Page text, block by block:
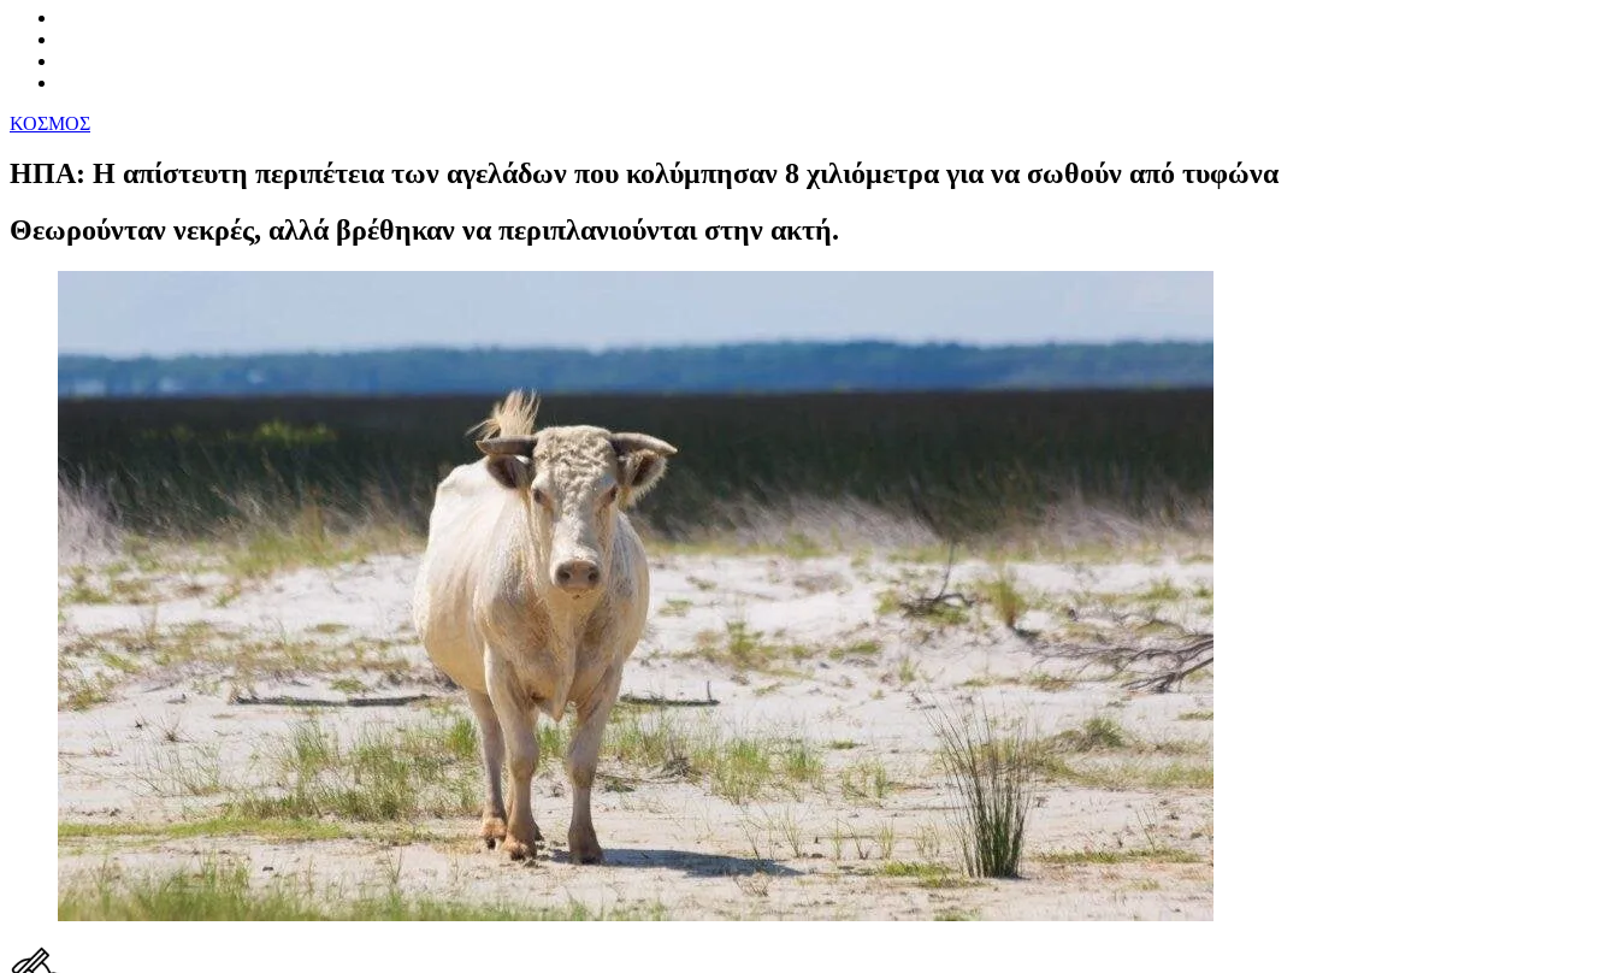
ΚΟΣΜΟΣ
ΗΠΑ: Η απίστευτη περιπέτεια των αγελάδων που κολύμπησαν 8 χιλιόμετρα για να σωθούν από τυφώνα
Θεωρούνταν νεκρές, αλλά βρέθηκαν να περιπλανιούνται στην ακτή.